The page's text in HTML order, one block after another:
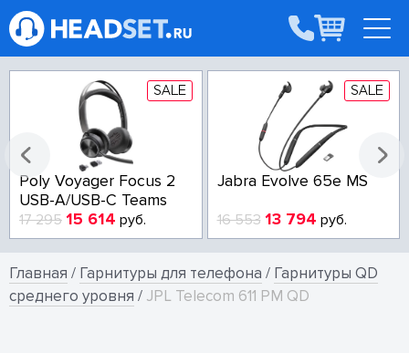
SALE
Poly Voyager Focus 2
USB-A/USB-C Teams
17 295 15 614 руб.
SALE
Jabra Evolve 65e MS
16 553 13 794 руб.
Главная / Гарнитуры для телефона / Гарнитуры QD
среднего уровня / JPL Telecom 611 PM QD